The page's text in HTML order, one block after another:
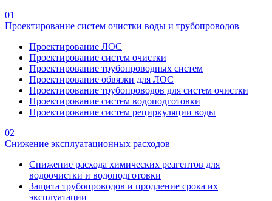
01
Проектирование систем очистки воды и трубопроводов
Проектирование ЛОС
Проектирование систем очистки
Проектирование трубопроводных систем
Проектирование обвязки для ЛОС
Проектирование трубопроводов для систем очистки
Проектирование систем водоподготовки
Проектирование систем рециркуляции воды
02
Снижение эксплуатационных расходов
Снижение расхода химических реагентов для
водоочистки и водоподготовки
Защита трубопроводов и продление срока их
эксплуатации